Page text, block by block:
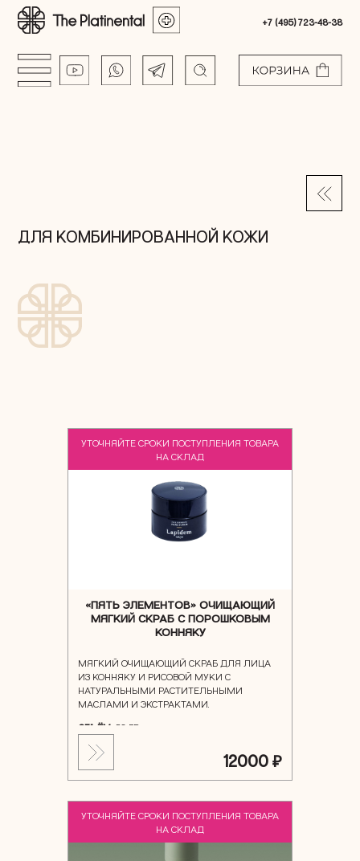
+7 (495) 723-48-38
ДЛЯ КОМБИНИРОВАННОЙ КОЖИ
УТОЧНЯЙТЕ СРОКИ ПОСТУПЛЕНИЯ ТОВАРА
НА СКЛАД
«ПЯТЬ ЭЛЕМЕНТОВ» ОЧИЩАЮЩИЙ
МЯГКИЙ СКРАБ С ПОРОШКОВЫМ
КОННЯКУ
МЯГКИЙ ОЧИЩАЮЩИЙ СКРАБ ДЛЯ ЛИЦА
ИЗ КОННЯКУ И РИСОВОЙ МУКИ С
НАТУРАЛЬНЫМИ РАСТИТЕЛЬНЫМИ
МАСЛАМИ И ЭКСТРАКТАМИ.
ОБЪЁМ: 50 ГР
12000 ₽
NEW
УТОЧНЯЙТЕ СРОКИ ПОСТУПЛЕНИЯ ТОВАРА
НА СКЛАД